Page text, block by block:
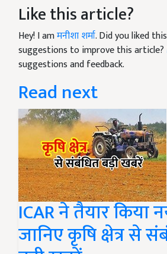
Like this article?
Hey! I amमनीशा शर्मा. Did you liked
suggestions to improve this article?
suggestions and feedback.
Read next
ICAR ने तैयार किया
जानिए कृषि क्षेत्र से